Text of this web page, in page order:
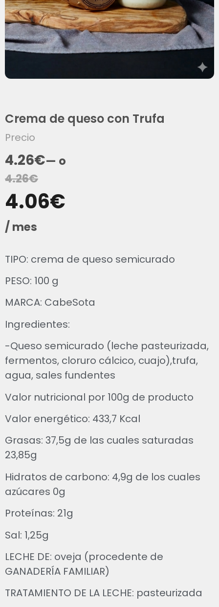
Crema de queso con Trufa
Precio
4.26€— o
4.26€
4.06€
/ mes
TIPO: crema de queso semicurado
PESO: 100 g
MARCA: CabeSota
Ingredientes:
-Queso semicurado (leche pasteurizada,
fermentos, cloruro cálcico, cuajo),trufa,
agua, sales fundentes
Valor nutricional por 100g de producto
Valor energético: 433,7 Kcal
Grasas: 37,5g de las cuales saturadas
23,85g
Hidratos de carbono: 4,9g de los cuales
azúcares 0g
Proteínas: 21g
Sal: 1,25g
LECHE DE: oveja (procedente de
GANADERÍA FAMILIAR)
TRATAMIENTO DE LA LECHE: pasteurizada